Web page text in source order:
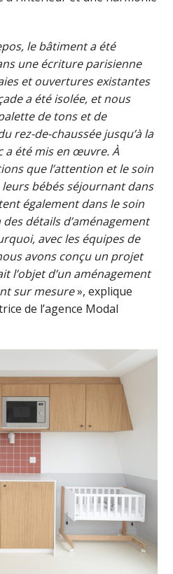
le bâtiment a été
une écriture parisienne
et ouvertures existantes
a été isolée, et nous
de tons et de
rez-de-chaussée jusqu’à la
a été mis en œuvre. À
que l’attention et le soin
bébés séjournant dans
également dans le soin
détails d’aménagement
avec les équipes de
avons conçu un projet
l’objet d’un aménagement
sur mesure», explique
de l’agence Modal